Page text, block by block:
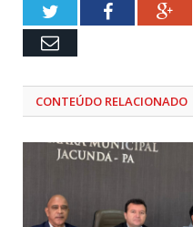
TwitterFacebook
Email
CONTEÚDO RELACIONADO